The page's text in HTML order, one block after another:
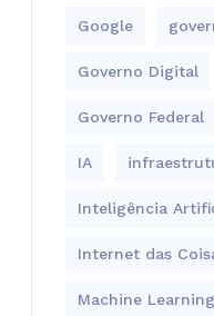
Google
Governo Digital
Governo Federal
IA
Inteligência
Internet das
Machine Learning